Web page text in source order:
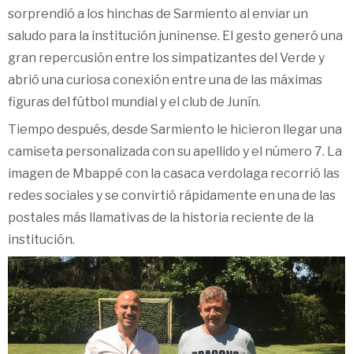
sorprendió a los hinchas de Sarmiento al enviar un
saludo para la institución juninense. El gesto generó una
gran repercusión entre los simpatizantes del Verde y
abrió una curiosa conexión entre una de las máximas
figuras del fútbol mundial y el club de Junín.
Tiempo después, desde Sarmiento le hicieron llegar una
camiseta personalizada con su apellido y el número 7. La
imagen de Mbappé con la casaca verdolaga recorrió las
redes sociales y se convirtió rápidamente en una de las
postales más llamativas de la historia reciente de la
institución.